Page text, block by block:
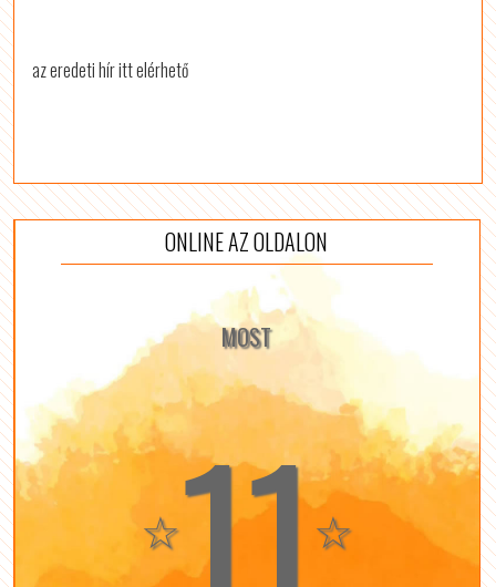
az eredeti hír itt elérhető
ONLINE AZ OLDALON
MOST
☆11☆